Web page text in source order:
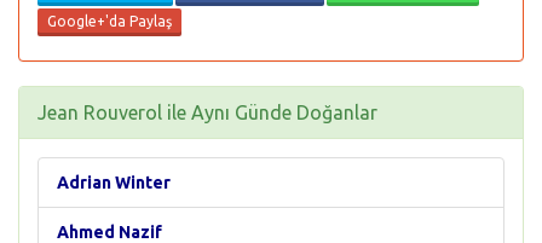
Google+'da Paylaş
Jean Rouverol ile Aynı Günde Doğanlar
Adrian Winter
Ahmed Nazif